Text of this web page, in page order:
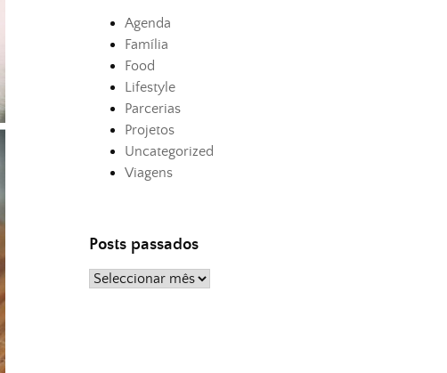
Agenda
Família
Food
Lifestyle
Parcerias
Projetos
Uncategorized
Viagens
Posts passados
Posts